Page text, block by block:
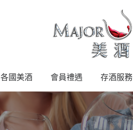
各國美酒 會員禮遇 存酒服務